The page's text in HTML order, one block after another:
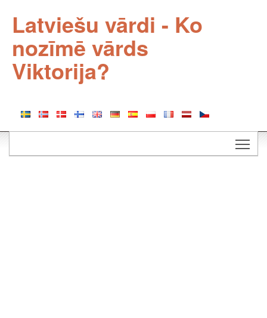
Latviešu vārdi - Ko
nozīmē vārds
Viktorija?